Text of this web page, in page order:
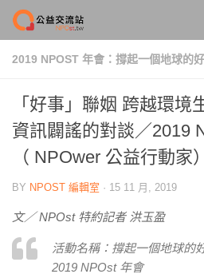
Skip to content
2019 NPOST 年會：撐起一個地球的
「好事」聯姻 跨越環境
資訊闢謠的對談／2019
（ NPOwer 公益行動家）
BY NPOST 編輯室 · 15 11 月, 2019
文／ NPOst 特約記者 洪玉盈
活動名稱：撐起一個地球的
2019 NPOst 年會